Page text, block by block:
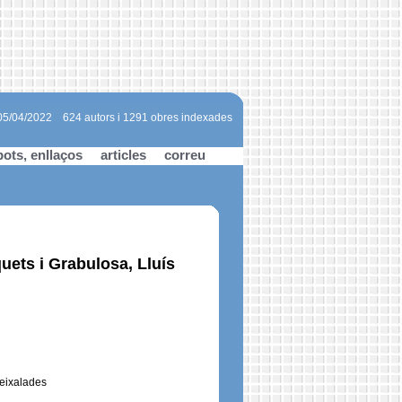
624 autors i 1291 obres indexades
04/2022
enllaços articles correu
i Grabulosa, Lluís